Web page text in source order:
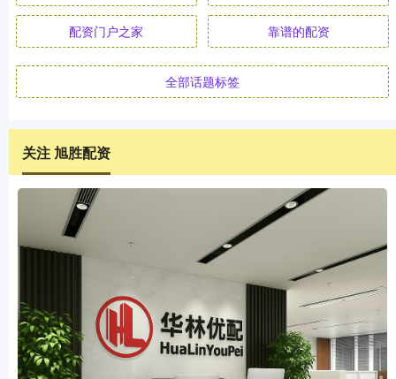
配资门户之家 靠谱的配资
全部话题标签
关注 旭胜配资